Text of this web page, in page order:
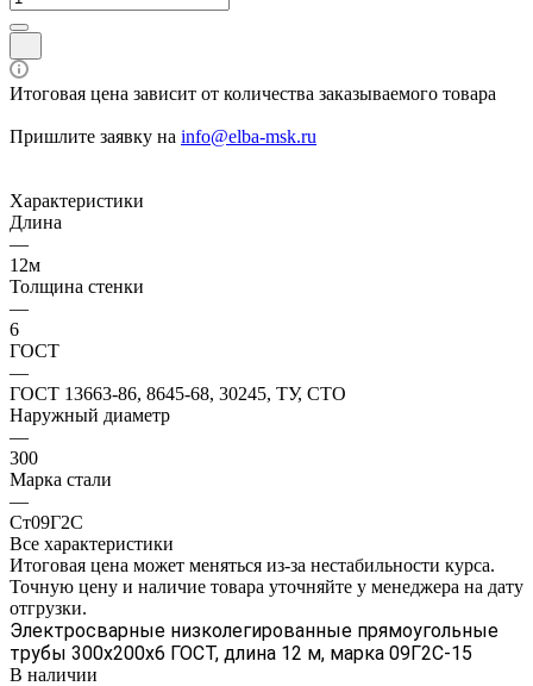
Итоговая цена зависит от количества заказываемого товара
Пришлите заявку на info@elba-msk.ru
Характеристики
Длина
—
12м
Толщина стенки
—
6
ГОСТ
—
ГОСТ 13663-86, 8645-68, 30245, ТУ, СТО
Наружный диаметр
—
300
Марка стали
—
Ст09Г2С
Все характеристики
Итоговая цена может меняться из-за нестабильности курса.
Точную цену и наличие товара уточняйте у менеджера на дату
отгрузки.
Электросварные низколегированные прямоугольные
трубы 300х200х6 ГОСТ, длина 12 м, марка 09Г2С-15
В наличии